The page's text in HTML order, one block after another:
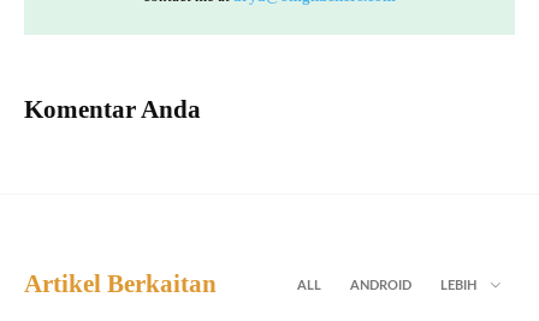
Komentar Anda
Artikel Berkaitan ALL ANDROID LEBIH